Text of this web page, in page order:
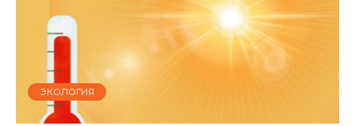
ЭКОЛОГИЯ